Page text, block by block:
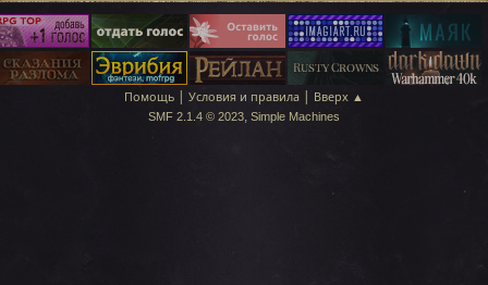
Помощь | Условия и правила | Вверх ▲
SMF 2.1.4 © 2023, Simple Machines